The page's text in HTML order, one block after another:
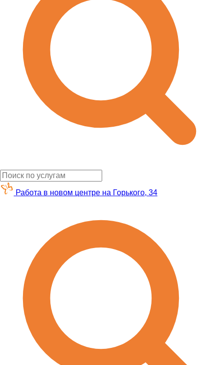
Работа в новом центре на Горького, 34